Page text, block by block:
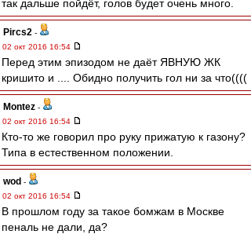
так дальше пойдёт, голов будет очень много.
Pircs2 -
02 окт 2016 16:54
Перед этим эпизодом не даёт ЯВНУЮ ЖК
кришито и .... Обидно получить гол ни за что((((
Montez -
02 окт 2016 16:54
Кто-то же говорил про руку прижатую к газону?
Типа в естественном положении.
wod -
02 окт 2016 16:54
В прошлом году за такое бомжам в Москве
пеналь не дали, да?